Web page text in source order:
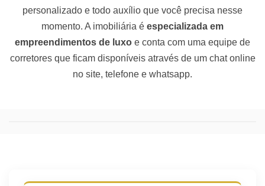
personalizado e todo auxílio que você precisa nesse
momento. A imobiliária é especializada em
empreendimentos de luxo e conta com uma equipe de
corretores que ficam disponíveis através de um chat online
no site, telefone e whatsapp.